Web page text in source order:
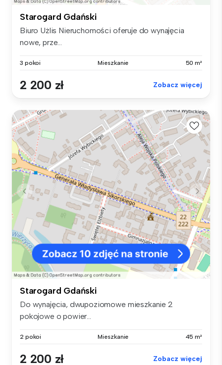
Starogard Gdański
Biuro Użlis Nieruchomości oferuje do wynajęcia
nowe, prze...
3 pokoi Mieszkanie 50 m²
2 200 zł Zobacz więcej
Starogard Gdański
Do wynajęcia, dwupoziomowe mieszkanie 2
pokojowe o powier...
2 pokoi Mieszkanie 45 m²
2 200 zł Zobacz więcej